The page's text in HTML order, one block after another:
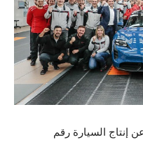
إنتاج السيارة رقم